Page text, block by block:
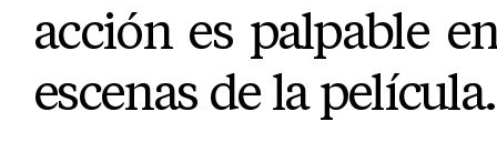
acción es palpable
escenas de la película.